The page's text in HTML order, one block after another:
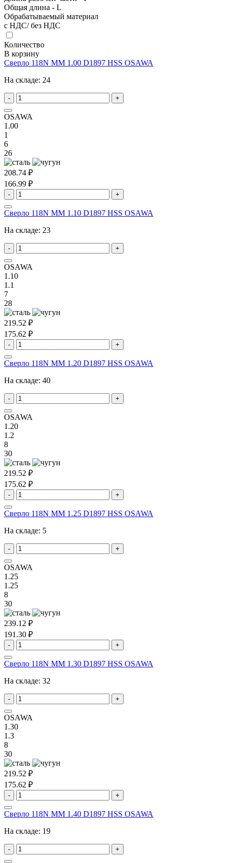
Общая длина - L
Обрабатываемый материал
с НДС/ без НДС
Количество
В корзину
Сверло 118N MM 1.00 D1897 HSS OSAWA
На складе: 24
- +
OSAWA
1.00
1
6
26
208.74 ₽
166.99 ₽
- +
Сверло 118N MM 1.10 D1897 HSS OSAWA
На складе: 23
- +
OSAWA
1.10
1.1
7
28
219.52 ₽
175.62 ₽
- +
Сверло 118N MM 1.20 D1897 HSS OSAWA
На складе: 40
- +
OSAWA
1.20
1.2
8
30
219.52 ₽
175.62 ₽
- +
Сверло 118N MM 1.25 D1897 HSS OSAWA
На складе: 5
- +
OSAWA
1.25
1.25
8
30
239.12 ₽
191.30 ₽
- +
Сверло 118N MM 1.30 D1897 HSS OSAWA
На складе: 32
- +
OSAWA
1.30
1.3
8
30
219.52 ₽
175.62 ₽
- +
Сверло 118N MM 1.40 D1897 HSS OSAWA
На складе: 19
- +